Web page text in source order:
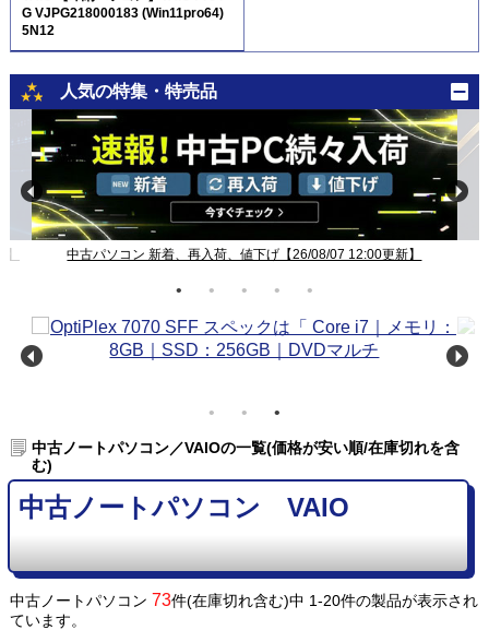
G VJPG218000183 (Win11pro64)
5N12
人気の特集・特売品
中古パソコン 新着、再入荷、値下げ【26/08/07 12:00更新】
中古ノートパソコン／VAIOの一覧(価格が安い順/在庫切れを含
む)
中古ノートパソコン VAIO
中古ノートパソコン 73件(在庫切れ含む)中 1-20件の製品が表示され
ています。